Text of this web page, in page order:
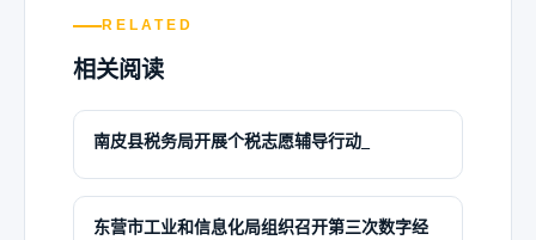
RELATED
相关阅读
南皮县税务局开展个税志愿辅导行动_
东营市工业和信息化局组织召开第三次数字经